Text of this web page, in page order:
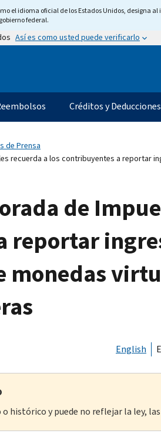
el idioma oficial de los Estados Unidos, designa
federal.
Así es como usted puede verificarlo
Créditos y Deducciones
de Prensa
recuerda a los contribuyentes a
de
reportar
monedas
English
o histórico y puede no reflejar la ley,